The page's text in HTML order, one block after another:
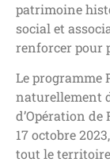
patrimoine
social et
renforcer pour
Le programme
naturellement
d’Opération
17 octobre
tout le territoire